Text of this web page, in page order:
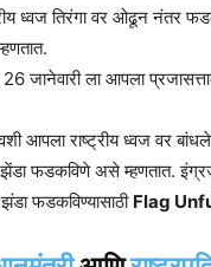
ध्वज तिरंगा वर ओढून नंतर
जानेवारी ला आपला
आपला राष्ट्रीय ध्वज वर
झेंडा फडकविणे असे म्हणतात.
फडकविण्यासाठी Flag